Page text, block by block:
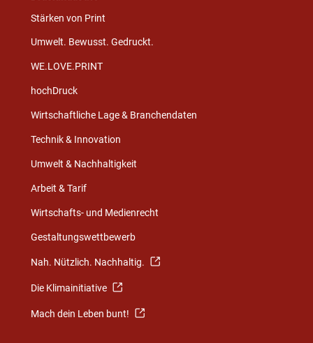
Stärken von Print
Umwelt. Bewusst. Gedruckt.
WE.LOVE.PRINT
hochDruck
Wirtschaftliche Lage & Branchendaten
Technik & Innovation
Umwelt & Nachhaltigkeit
Arbeit & Tarif
Wirtschafts- und Medienrecht
Gestaltungswettbewerb
Nah. Nützlich. Nachhaltig.
Die Klimainitiative
Mach dein Leben bunt!